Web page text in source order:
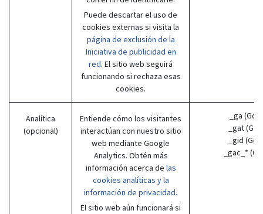
Puede descartar el uso de
cookies externas si visita la
página de exclusión de la
Iniciativa de publicidad en
red. El sitio web seguirá
funcionando si rechaza esas
cookies.
Analítica
(opcional)
Entiende cómo los visitantes
interactúan con nuestro sitio
web mediante Google
Analytics. Obtén más
información acerca de las
cookies analíticas y la
información de privacidad.
El sitio web aún funcionará si
_ga
_gat
_gid
_gac_*